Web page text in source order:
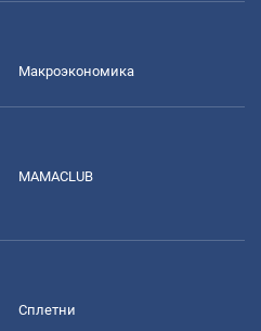
Mакроэкономика
MAMACLUB
Сплетни